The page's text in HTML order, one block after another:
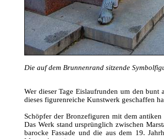
Die auf dem Brunnenrand sitzende
Wer dieser Tage Eislaufrunden um den
dieses figurenreiche Kunstwerk geschaffen
Schöpfer der Bronzefiguren mit dem
Das Werk stand ursprünglich zwischen
barocke Fassade und die aus dem 19.